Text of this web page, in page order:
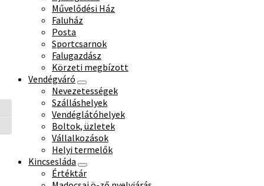
Nagy kontraszt váltása
Betűméret váltása
Művelődési Ház
Faluház
Posta
Sportcsarnok
Falugazdász
Körzeti megbízott
Vendégváró
Nevezetességek
Szálláshelyek
Vendéglátóhelyek
Boltok, üzletek
Vállalkozások
Helyi termelők
Kincsesláda
Értéktár